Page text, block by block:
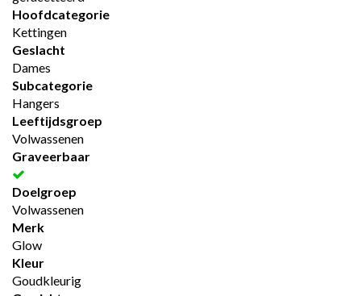
Hoofdcategorie
Kettingen
Geslacht
Dames
Subcategorie
Hangers
Leeftijdsgroep
Volwassenen
Graveerbaar
Doelgroep
Volwassenen
Merk
Glow
Kleur
Goudkleurig